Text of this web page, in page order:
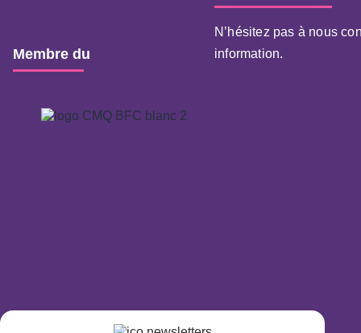
Membre du
N’hésitez pas à nous
information.